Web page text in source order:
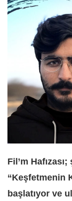
Fil’m
“Keşfetmenin
başlatıyor ve